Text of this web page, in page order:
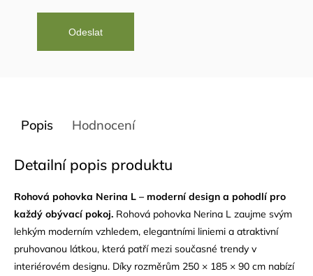
Popis Hodnocení
Detailní popis produktu
Rohová pohovka Nerina L – moderní design a pohodlí pro
každý obývací pokoj. Rohová pohovka Nerina L zaujme svým
lehkým moderním vzhledem, elegantními liniemi a atraktivní
pruhovanou látkou, která patří mezi současné trendy v
interiérovém designu. Díky rozměrům 250 × 185 × 90 cm nabízí